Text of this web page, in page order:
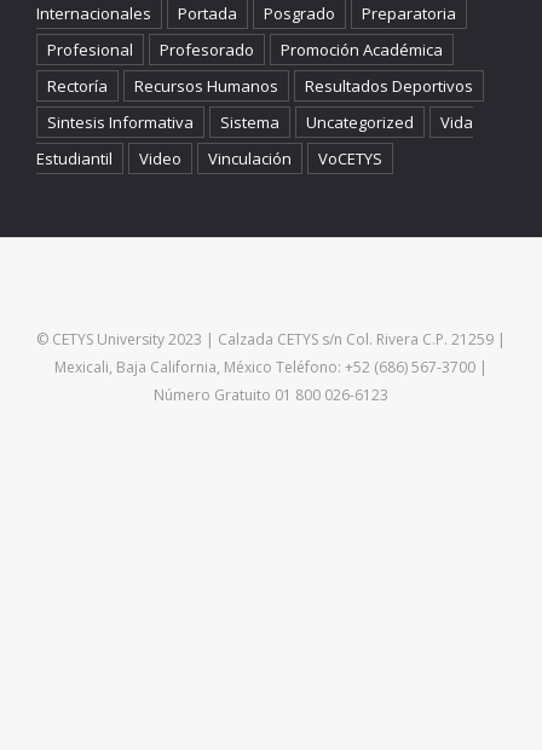
Internacionales
Portada Posgrado
Preparatoria
Profesional
Profesorado
Promoción Académica
Rectoría
Recursos Humanos
Resultados Deportivos
Sintesis Informativa
Sistema Uncategorized
Vida
Estudiantil
Video Vinculación VoCETYS
© CETYS University 2023 | Calzada CETYS s/n Col. Rivera C.P. 21259 |
Mexicali, Baja California, México Teléfono: +52 (686) 567-3700 |
Número Gratuito 01 800 026-6123